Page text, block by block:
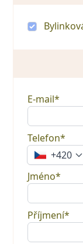
E-mail*
Telefon*
+420
Jméno*
Příjmení*